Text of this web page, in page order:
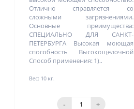
Отлично справляется со
сложными загрязнениями.
Основные преимущества:
СПЕЦИАЛЬНО ДЛЯ САНКТ-
ПЕТЕРБУРГА Высокая моющая
способность Высокощелочной
Способ применения: 1)..
Вес: 10 кг.
- +